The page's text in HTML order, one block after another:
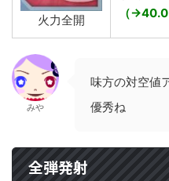
火力全開
（→40.0
みや
味方の対空値
優秀ね
全弾発射